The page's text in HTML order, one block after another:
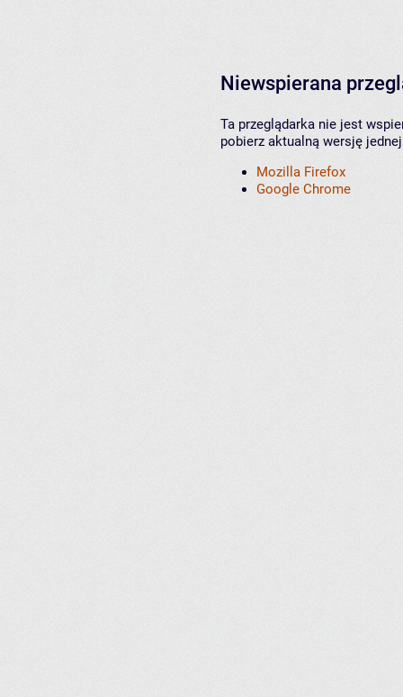
Niewspierana
Ta przeglądarka nie jest
pobierz aktualną wersję
Mozilla Firefox
Google Chrome